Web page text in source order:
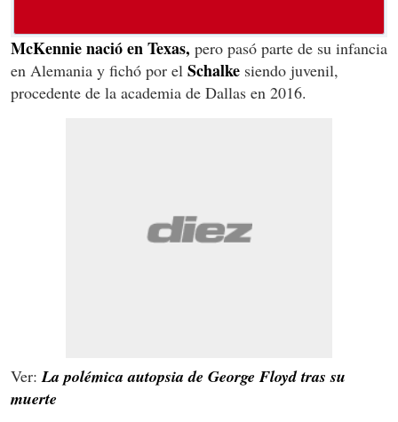
McKennie nació en Texas, pero pasó parte de su infancia
en Alemania y fichó por el Schalke siendo juvenil,
procedente de la academia de Dallas en 2016.
Ver: La polémica autopsia de George Floyd tras su
muerte